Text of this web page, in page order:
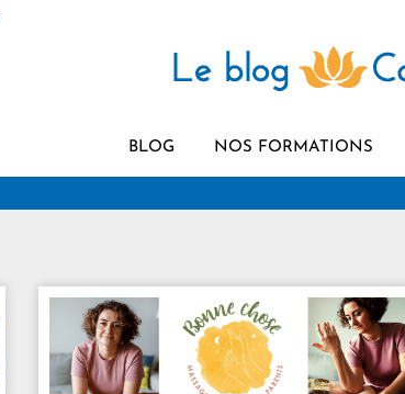
BLOG NOS FORMATIONS